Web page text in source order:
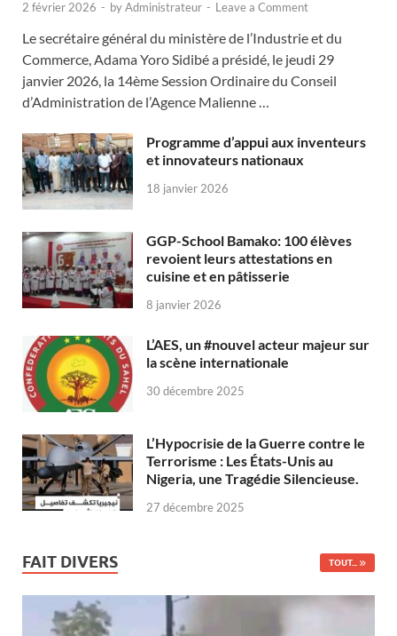
2 février 2026 - byAdministrateur - Leave a Comment
Le secrétaire général du ministère de l’Industrie et du
Commerce, Adama Yoro Sidibé a présidé, le jeudi 29
janvier 2026, la 14ème Session Ordinaire du Conseil
d’Administration de l’Agence Malienne …
Programme d’appui aux inventeurs
et innovateurs nationaux
18 janvier 2026
GGP-School Bamako: 100 élèves
revoient leurs attestations en
cuisine et en pâtisserie
8 janvier 2026
L’AES, un #nouvel acteur majeur sur
la scène internationale
30 décembre 2025
L’Hypocrisie de la Guerre contre le
Terrorisme : Les États-Unis au
Nigeria, une Tragédie Silencieuse.
27 décembre 2025
FAIT DIVERS TOUT...